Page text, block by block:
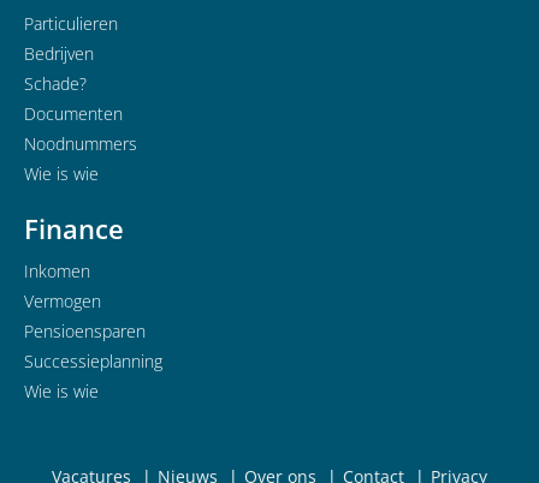
Particulieren
Bedrijven
Schade?
Documenten
Noodnummers
Wie is wie
Finance
Inkomen
Vermogen
Pensioensparen
Successieplanning
Wie is wie
Vacatures Nieuws Over ons Contact Privacy